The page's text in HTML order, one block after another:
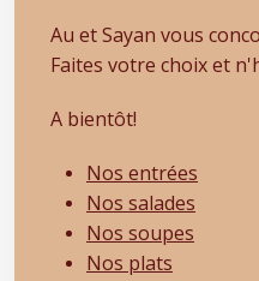
Au et Sayan vous
Faites votre choix et
A bientôt!
Nos entrées
Nos salades
Nos soupes
Nos plats